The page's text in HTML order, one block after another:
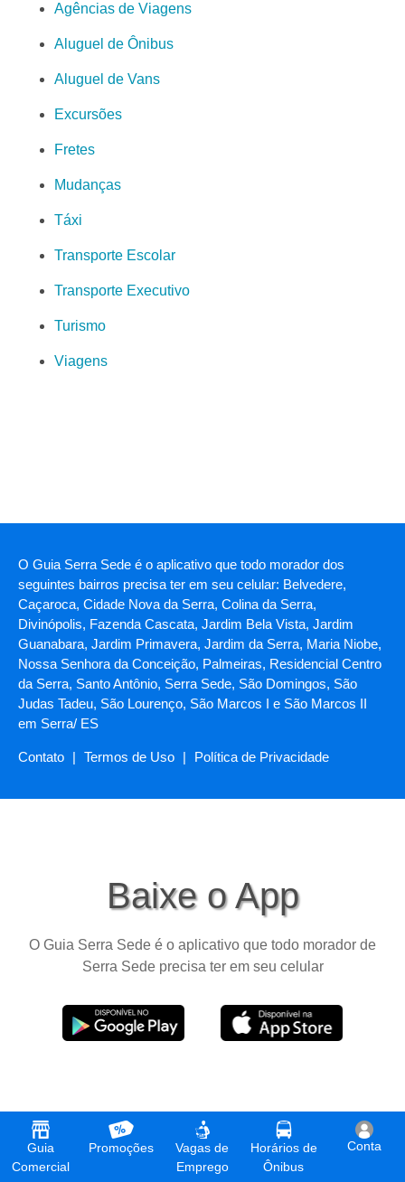
Guia
Comercial
Promoções
Vagas de
Emprego
Horários de
Ônibus
Conta
Agências de Viagens
Aluguel de Ônibus
Aluguel de Vans
Excursões
Fretes
Mudanças
Táxi
Transporte Escolar
Transporte Executivo
Turismo
Viagens
O Guia Serra Sede é o aplicativo que todo morador dos
seguintes bairros precisa ter em seu celular: Belvedere,
Caçaroca, Cidade Nova da Serra, Colina da Serra,
Divinópolis, Fazenda Cascata, Jardim Bela Vista, Jardim
Guanabara, Jardim Primavera, Jardim da Serra, Maria Niobe,
Nossa Senhora da Conceição, Palmeiras, Residencial Centro
da Serra, Santo Antônio, Serra Sede, São Domingos, São
Judas Tadeu, São Lourenço, São Marcos I e São Marcos II
em Serra/ ES
Contato | Termos de Uso | Política de Privacidade
Baixe o App
O Guia Serra Sede é o aplicativo que todo morador de
Serra Sede precisa ter em seu celular